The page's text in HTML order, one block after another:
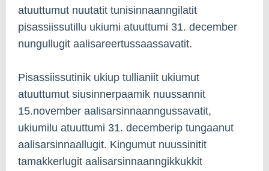
atuuttumut nuutatit tunisinnaanngilatit
pisassiissutillu ukiumi atuuttumi 31. december
nungullugit aalisareertussaassavatit.
Pisassiissutinik ukiup tullianiit ukiumut
atuuttumut siusinnerpaamik nuussannit
15.november aalisarsinnaanngussavatit,
ukiumilu atuuttumi 31. decemberip tungaanut
aalisarsinnaallugit. Kingumut nuussinitit
tamakkerlugit aalisarsinnaanngikkukkit